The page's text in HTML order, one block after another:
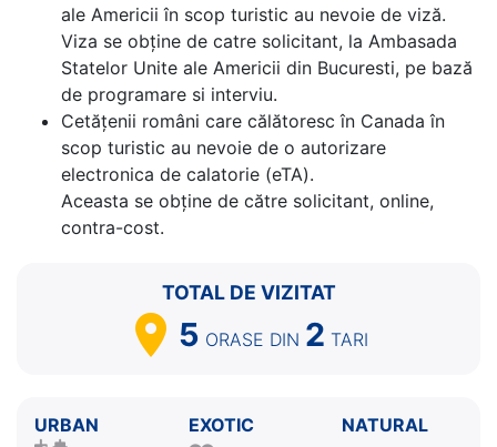
ale Americii în scop turistic au nevoie de viză.
Viza se obține de catre solicitant, la Ambasada
Statelor Unite ale Americii din Bucuresti, pe bază
de programare si interviu.
Cetăţenii români care călătoresc în Canada în
scop turistic au nevoie de o autorizare
electronica de calatorie (eTA).
Aceasta se obține de către solicitant, online,
contra-cost.
TOTAL DE VIZITAT
5 ORASE DIN 2 TARI
URBAN
EXOTIC
NATURAL